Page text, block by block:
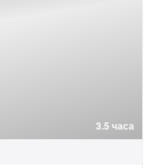
3.5 часа